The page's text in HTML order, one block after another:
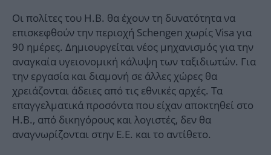
Οι πολίτες του Η.Β. θα έχουν τη δυνατότητα να
επισκεφθούν την περιοχή Schengen χωρίς Visa για
90 ημέρες. Δημιουργείται νέος μηχανισμός για την
αναγκαία υγειονομική κάλυψη των ταξιδιωτών. Για
την εργασία και διαμονή σε άλλες χώρες θα
χρειάζονται άδειες από τις εθνικές αρχές. Τα
επαγγελματικά προσόντα που είχαν αποκτηθεί στο
Η.Β., από δικηγόρους και λογιστές, δεν θα
αναγνωρίζονται στην Ε.Ε. και το αντίθετο.